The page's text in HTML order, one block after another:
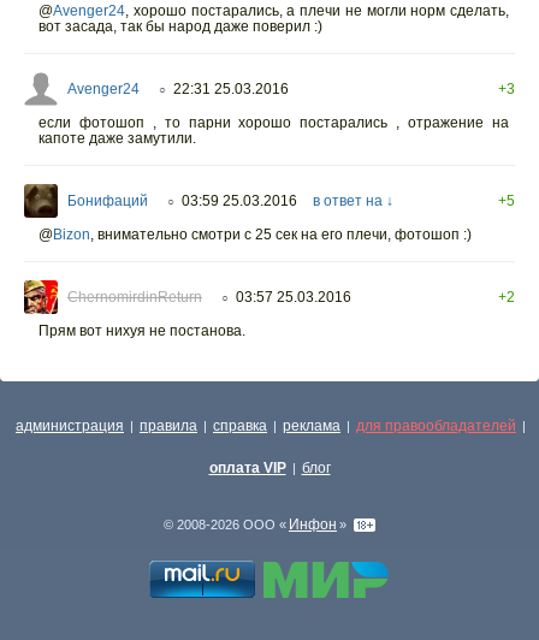
@Avenger24 хорошо постарались, а плечи не могли норм сделать,
вот засада, так бы народ даже поверил :)
Avenger24 ○ 22:31 25.03.2016
+3
если фотошоп , то парни хорошо постарались , отражение на
капоте даже замутили.
Бонифаций ○ 03:59 25.03.2016 в ответ на ↓
+5
@Bizon внимательно смотри с 25 сек на его плечи, фотошоп :)
ChernomirdinReturn ○ 03:57 25.03.2016
+2
Прям вот нихуя не постанова.
администрация | правила | справка | реклама | для правообладателей |
оплата VIP | блог
© 2008-2026 ООО « Инфон »